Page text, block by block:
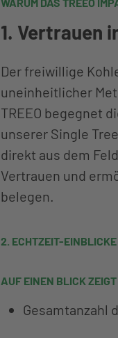
1. Vertrauen
Der freiwillige
uneinheitlicher
TREEO begegnet
unserer Single
direkt aus dem
Vertrauen und
belegen.
2. ECHTZEIT-
AUF EINEN BLICK
Gesamtanzahl